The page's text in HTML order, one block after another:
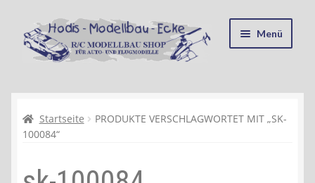
Zur
Navigation
springen
Zum
Inhalt
springen
Menü
KasseStartseite
PRODUKTE VERSCHLAGWORTET MIT „SK-
100084“